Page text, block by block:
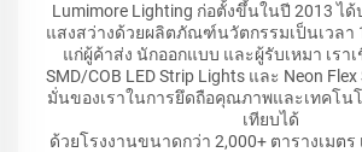
Lumimore Lighting ก่อตั้งขึ้นในปี 2013 ไ
แสงสว่างด้วยผลิตภัณฑ์นวัตกรรมเป็นเวลา
แก่ผู้ค้าส่ง นักออกแบบ และผู้รับเหมา เร
SMD/COB LED Strip Lights และ Neon
มั่นของเราในการยึดถือคุณภาพและเทคโน
เทียบได้
ด้วยโรงงานขนาดกว่า 2,000+ ตารางเมตร